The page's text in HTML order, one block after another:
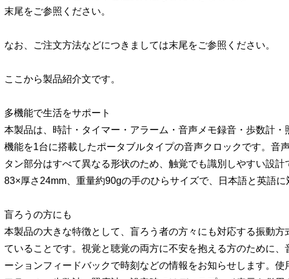
末尾をご参照ください。
なお、ご注文方法などにつきましては末尾をご参照ください。
ここから製品紹介文です。
多機能で生活をサポート
本製品は、時計・タイマー・アラーム・音声メモ録音・歩数計・
機能を1台に搭載したポータブルタイプの音声クロックです。音
タン部分はすべて異なる形状のため、触覚でも識別しやすい設計
83×厚さ24mm、重量約90gの手のひらサイズで、日本語と英語に
盲ろうの方にも
本製品の大きな特徴として、盲ろう者の方々にも対応する振動方
ていることです。視覚と聴覚の両方に不安を抱える方のために、
ーションフィードバックで時刻などの情報をお知らせします。使